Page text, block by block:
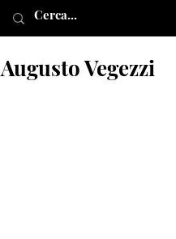
Augusto Vegezzi